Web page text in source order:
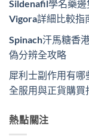
Sildenafil學名藥邊
Vigora詳細比較指
Spinach汗馬糖香
偽分辨全攻略
犀利士副作用有
全服用與正貨購買
熱點關注